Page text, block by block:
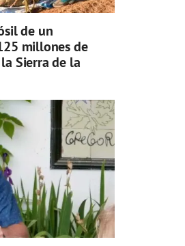
de un
millones de
Sierra de la